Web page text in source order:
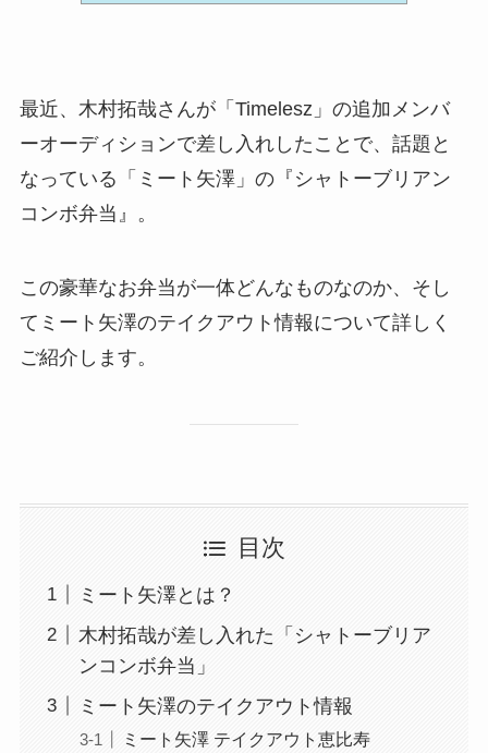
最近、木村拓哉さんが「Timelesz」の追加メンバ
ーオーディションで差し入れしたことで、話題と
なっている「ミート矢澤」の『シャトーブリアン
コンボ弁当』。
この豪華なお弁当が一体どんなものなのか、そし
てミート矢澤のテイクアウト情報について詳しく
ご紹介します。
目次
ミート矢澤とは？
木村拓哉が差し入れた「シャトーブリア
ンコンボ弁当」
ミート矢澤のテイクアウト情報
ミート矢澤 テイクアウト恵比寿